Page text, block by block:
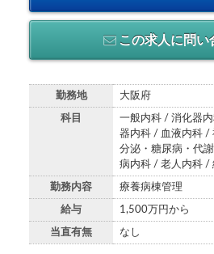
この求人に問い
勤務地 大阪府
科目
一般内科 / 消化器
器内科 / 血液内科 /
分泌・糖尿病・代
病内科 / 老人内科 /
勤務内容 療養病棟管理
給与 1,500万円から
当直有無 なし